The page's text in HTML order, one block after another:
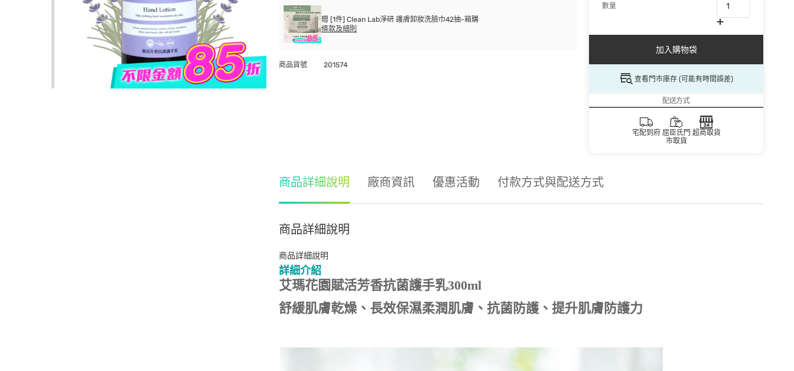
數量
加入購物袋
查看門市庫存 (可能有時間誤差)
配送方式
宅配到府 屈臣氏門
市取貨
超商取貨
贈 [1件] Clean Lab淨研 護膚卸妝洗臉巾42抽-箱購
條款及細則
商品貨號 201574
商品詳細說明 廠商資訊 優惠活動 付款方式與配送方式
商品詳細說明
商品詳細說明
詳細介紹
艾瑪花園賦活芳香抗菌護手乳300ml
舒緩肌膚乾燥、長效保濕柔潤肌膚、抗菌防護、提升肌膚防護力